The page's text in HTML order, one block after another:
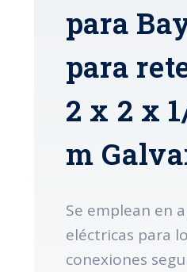
para
para
2 x 2 x
m
Se emplean en
eléctricas para
conexiones